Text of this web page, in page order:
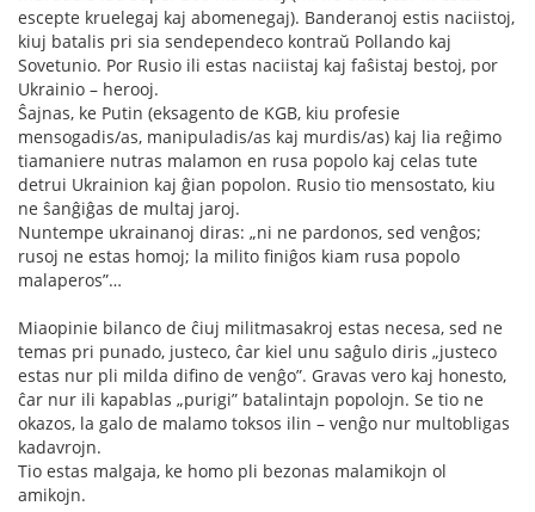
escepte kruelegaj kaj abomenegaj). Banderanoj estis naciistoj,
kiuj batalis pri sia sendependeco kontraŭ Pollando kaj
Sovetunio. Por Rusio ili estas naciistaj kaj faŝistaj bestoj, por
Ukrainio – herooj.
Ŝajnas, ke Putin (eksagento de KGB, kiu profesie
mensogadis/as, manipuladis/as kaj murdis/as) kaj lia reĝimo
tiamaniere nutras malamon en rusa popolo kaj celas tute
detrui Ukrainion kaj ĝian popolon. Rusio tio mensostato, kiu
ne ŝanĝiĝas de multaj jaroj.
Nuntempe ukrainanoj diras: „ni ne pardonos, sed venĝos;
rusoj ne estas homoj; la milito finiĝos kiam rusa popolo
malaperos”…
Miaopinie bilanco de ĉiuj militmasakroj estas necesa, sed ne
temas pri punado, justeco, ĉar kiel unu saĝulo diris „justeco
estas nur pli milda difino de venĝo”. Gravas vero kaj honesto,
ĉar nur ili kapablas „purigi” batalintajn popolojn. Se tio ne
okazos, la galo de malamo toksos ilin – venĝo nur multobligas
kadavrojn.
Tio estas malgaja, ke homo pli bezonas malamikojn ol
amikojn.